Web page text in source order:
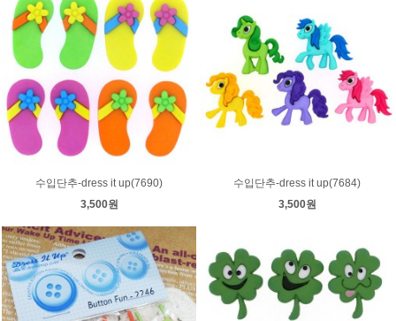
수입단추-dress it up(7690)
3,500원
수입단추-dress it up(7684)
3,500원